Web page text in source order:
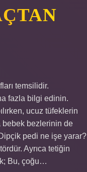
temsilidir.
fazla bilgi edinin.
ucuz tüfeklerin
bebek bezlerinin de
pedi ne işe yarar?
Ayrıca tetiğin
Bu, çoğu…